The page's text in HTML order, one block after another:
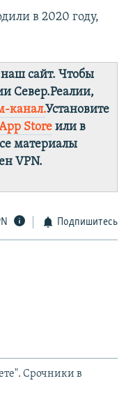
в 2020 году,
наш сайт. Чтобы
Север.Реалии,
канал.Установите
Store или в
материалы
VPN.
Подпишитесь
Срочники в